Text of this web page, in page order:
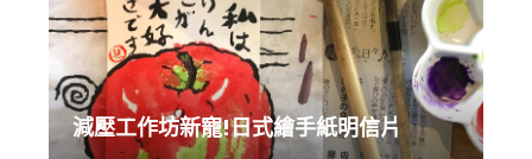
減壓工作坊新寵!日式繪手紙明信片